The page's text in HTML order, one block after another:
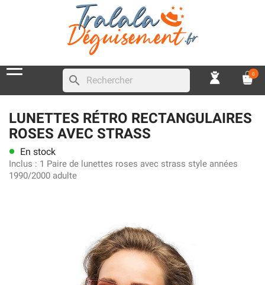
search 0
LUNETTES RÉTRO RECTANGULAIRES
ROSES AVEC STRASS
lens En stock
Inclus : 1 Paire de lunettes roses avec strass style années
1990/2000 adulte